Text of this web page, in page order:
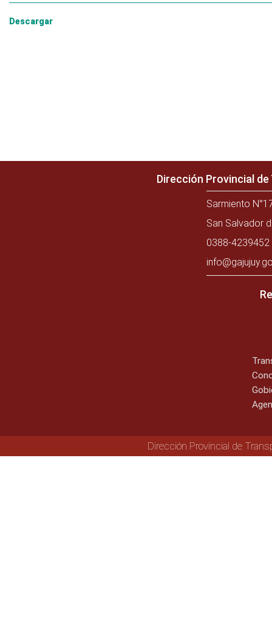
Descargar
Dirección Provincial
Sarmiento
San Salvador
0388-
Dirección Provincial de